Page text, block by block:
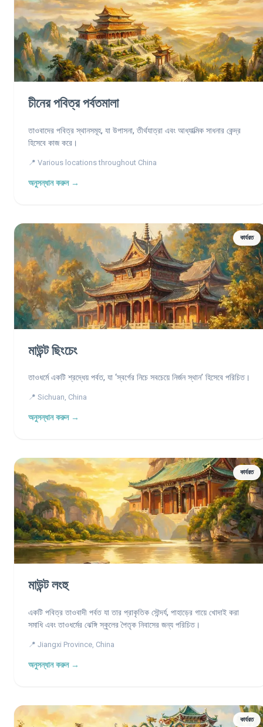
চীনের পবিত্র পর্বতমালা
তাওবাদের পবিত্র স্থানসমূহ, যা উপাসনা, তীর্থযাত্রা এবং আধ্যাত্মিক সাধনার কেন্দ্র
হিসেবে কাজ করে।
📍 Various locations throughout China
অনুসন্ধান করুন →
কার্যরত
মাউন্ট ছিংচেং
তাওধর্মে একটি শ্রদ্ধেয় পর্বত, যা ‘স্বর্গের নিচে সবচেয়ে নির্জন স্থান’ হিসেবে পরিচিত।
📍 Sichuan, China
অনুসন্ধান করুন →
কার্যরত
মাউন্ট লংহু
একটি পবিত্র তাওবাদী পর্বত যা তার প্রাকৃতিক সৌন্দর্য, পাহাড়ের গায়ে খোদাই করা
সমাধি এবং তাওধর্মের ঝেঙ্গি স্কুলের পৈতৃক নিবাসের জন্য পরিচিত।
📍 Jiangxi Province, China
অনুসন্ধান করুন →
কার্যরত